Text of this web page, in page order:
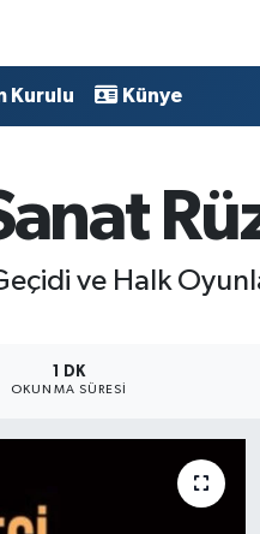
Kurulu Künye
ve Halk
1 DK
OKUNMA SÜRESI